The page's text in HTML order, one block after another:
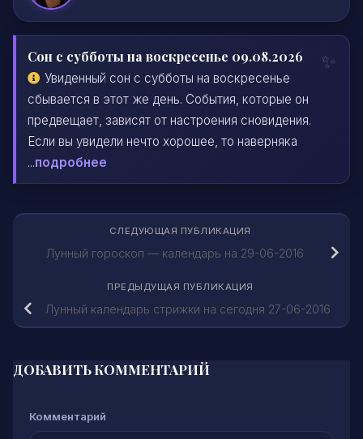
Сон с субботы на воскресенье 09.08.2026
Увиденный сон с субботы на воскресенье
сбывается в этот же день. События, которые он
предвещает, зависят от настроения сновидения.
Если вы увидели нечто хорошее, то наверняка
...подробнее
СЛЕДУЮЩАЯ ПУБЛИКАЦИЯ
Лунный гороскоп — календарь на 29-06-2016
ПРЕДЫДУЩАЯ ПУБЛИКАЦИЯ
Лунный календарь стрижки на сегодня 27-06-2016
ДОБАВИТЬ КОММЕНТАРИЙ
Комментарий